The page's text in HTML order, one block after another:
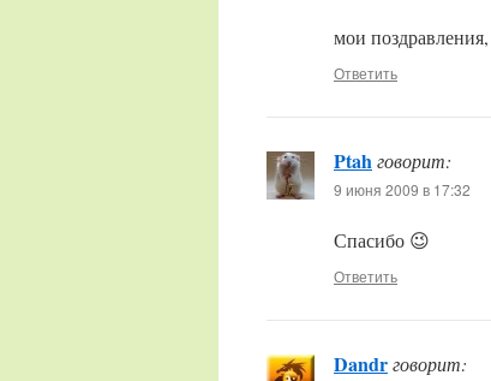
мои
Ответить
Ptahговорит:
9 июня 2009 в 17:32
Спасибо 😉
Ответить
Dandrговорит: